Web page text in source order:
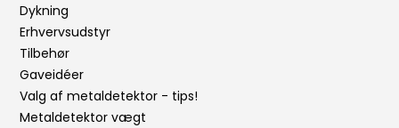
Dykning
Erhvervsudstyr
Tilbehør
Gaveidéer
Valg af metaldetektor - tips!
Metaldetektor vægt